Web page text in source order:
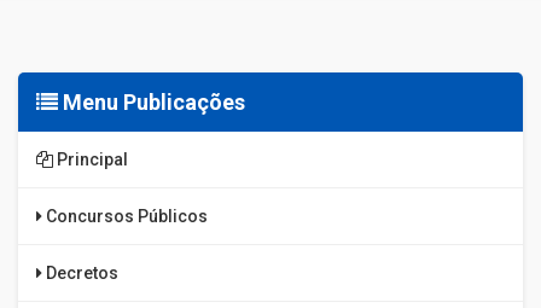
Menu Publicações
Principal
Concursos Públicos
Decretos